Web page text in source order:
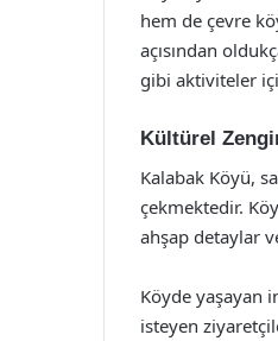
hem de çevre
açısından
gibi aktiviteler
Kültürel
Kalabak Köyü,
çekmektedir.
ahşap detaylar
Köyde yaşayan
isteyen